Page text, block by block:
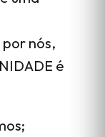
nós,
é